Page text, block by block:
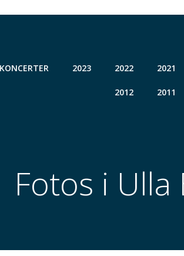
KONCERTER 2023 2022 2021
2012 2011
Fotos i